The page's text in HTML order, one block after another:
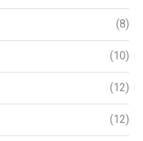
(8)
(10)
(12)
(12)